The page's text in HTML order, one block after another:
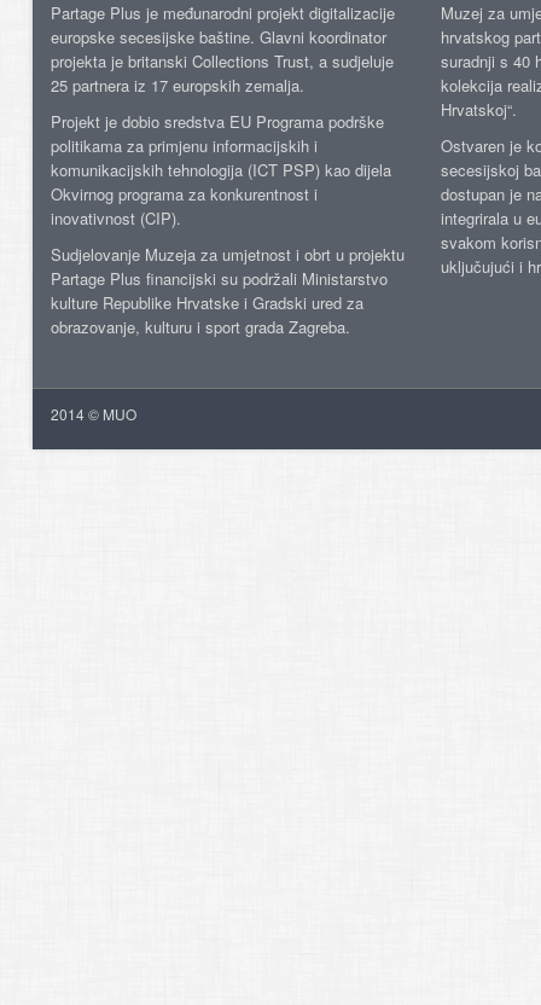
Partage Plus je međunarodni projekt digitalizacije
europske secesijske baštine. Glavni koordinator
projekta je britanski Collections Trust, a sudjeluje
25 partnera iz 17 europskih zemalja.
Projekt je dobio sredstva EU Programa podrške
politikama za primjenu informacijskih i
komunikacijskih tehnologija (ICT PSP) kao dijela
Okvirnog programa za konkurentnost i
inovativnost (CIP).
Sudjelovanje Muzeja za umjetnost i obrt u projektu
Partage Plus financijski su podržali Ministarstvo
kulture Republike Hrvatske i Gradski ured za
obrazovanje, kulturu i sport grada Zagreba.
Muzej za
hrvatskog
suradnji s 40
kolekcija
Hrvatskoj“.
Ostvaren je
secesijskoj
dostupan je
integrirala u
svakom
uključujući i
2014 © MUO